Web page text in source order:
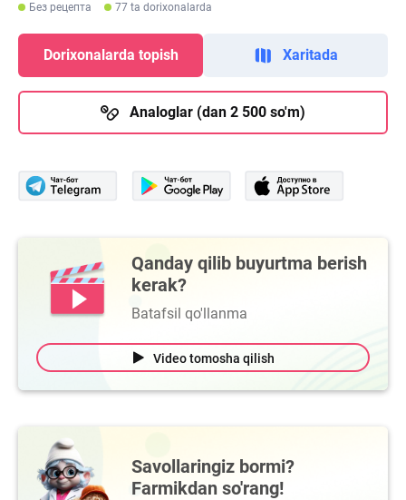
Без рецепта 77 ta dorixonalarda
Dorixonalarda topish Xaritada
Analoglar (dan 2 500 so'm)
Qanday qilib buyurtma berish
kerak?
Batafsil qo'llanma
Video tomosha qilish
Savollaringiz bormi?
Farmikdan so'rang!